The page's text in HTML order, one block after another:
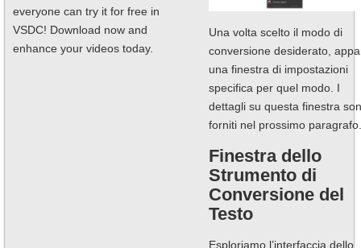
everyone can try it for free in
VSDC! Download now and
enhance your videos today.
Una volta scelto il modo di
conversione desiderato,
una finestra di impostazioni
specifica per quel modo. I
dettagli su questa finestra
forniti nel prossimo paragrafo.
Finestra dello
Strumento di
Conversione del
Testo
Esploriamo l’interfaccia dello